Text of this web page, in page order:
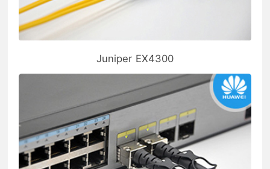
Juniper EX4300